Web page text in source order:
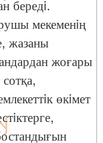
бередi.
мекеменiң
жазаны
жоғары
өкiмет